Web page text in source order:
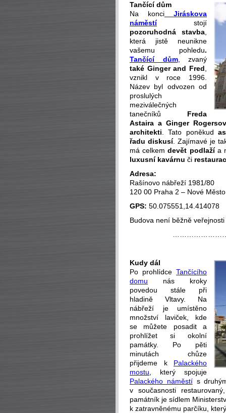
Tančící dům
Na konci
Jiráskova
náměstístojí
pozoruhodná stavba,
která jistě neunikne
vašemu pohledu.
Tančící dům, zvaný
také Ginger and Fred,
vznikl v roce 1996.
Název byl odvozen od
proslulých
meziválečných
tanečníků Freda
Astaira a Ginger
architekti. Tato poněkud
řadu diskusí. Zajímavé je
má celkemdevět podlažía
luxusní kavárnu či
Adresa:
Rašínovo nábřeží 1981/80
120 00 Praha 2 – Nové Město
GPS: 50.075551,14.414078
Budova není běžně
Kudy dál
Po prohlídce Tančícího
domu nás kroky
povedou stále při
hladině Vltavy. Na
nábřeží je umístěno
množství laviček, kde
se můžete posadit a
prohlížet si okolní
památky. Po pěti
minutách chůze
přijdeme k Palackého
mostu, který spojuje
Palackého náměstís
v současnosti
památník je sídlem
k zatravněnému parčíku,